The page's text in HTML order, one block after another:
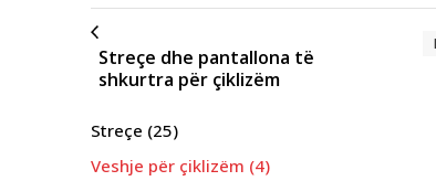
Streçe dhe pantallona të
shkurtra për çiklizëm
Streçe (25)
Veshje për çiklizëm (4)